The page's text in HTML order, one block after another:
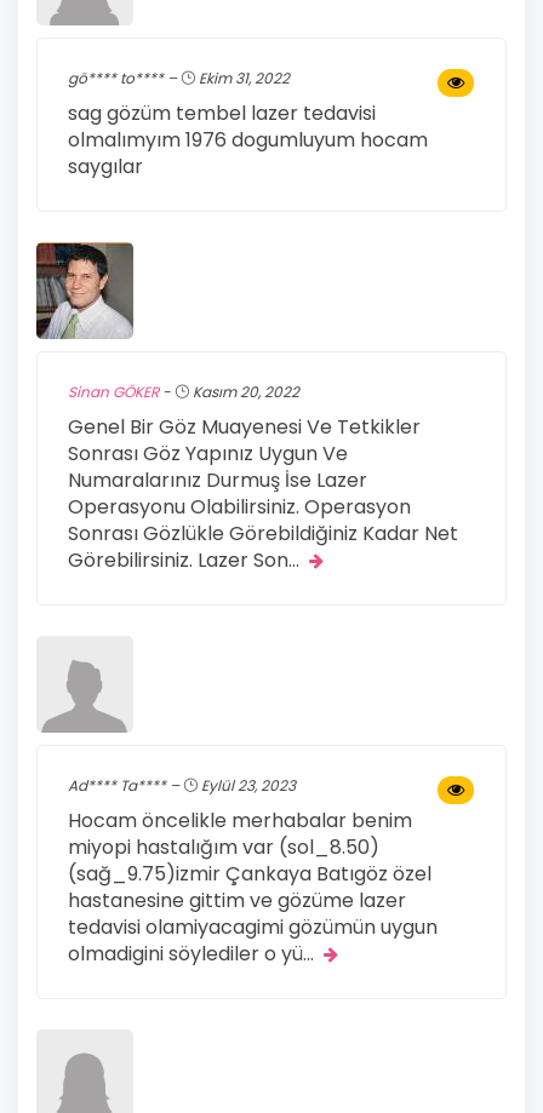
gö**** to**** – Ekim 31, 2022
sag gözüm tembel lazer tedavisi
olmalımyım 1976 dogumluyum hocam
saygılar
Sinan GÖKER- Kasım 20, 2022
Genel Bir Göz Muayenesi Ve Tetkikler
Sonrası Göz Yapınız Uygun Ve
Numaralarınız Durmuş İse Lazer
Operasyonu Olabilirsiniz. Operasyon
Sonrası Gözlükle Görebildiğiniz Kadar Net
Görebilirsiniz. Lazer Son...
Ad**** Ta**** – Eylül 23, 2023
Hocam öncelikle merhabalar benim
miyopi hastalığım var (sol_8.50)
(sağ_9.75)izmir Çankaya Batıgöz özel
hastanesine gittim ve gözüme lazer
tedavisi olamiyacagimi gözümün uygun
olmadigini söylediler o yü...